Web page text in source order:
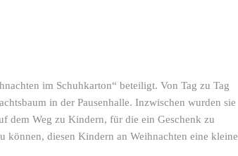
im Schuhkarton“ beteiligt. Von Tag zu Tag
in der Pausenhalle. Inzwischen wurden sie
dem Weg zu Kindern, für die ein Geschenk zu
diesen Kindern an Weihnachten eine kleine